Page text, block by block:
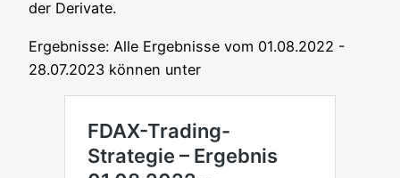
der Derivate.
Ergeb­nis­se: Alle Ergeb­nis­se vom 01.08.2022 -
28.07.2023 kön­nen unter